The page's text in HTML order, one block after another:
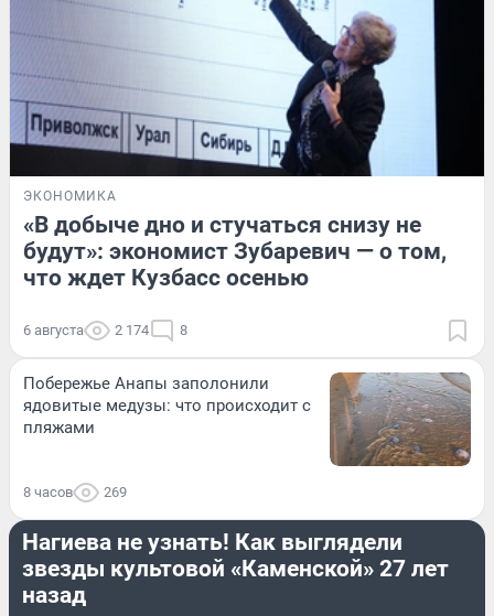
ЭКОНОМИКА
«В добыче дно и стучаться снизу не
будут»: экономист Зубаревич — о том,
что ждет Кузбасс осенью
6 августа 2 174 8
Побережье Анапы заполонили
ядовитые медузы: что происходит с
пляжами
8 часов 269
РАЗВЛЕЧЕНИЯ
Нагиева не узнать! Как выглядели
звезды культовой «Каменской» 27 лет
назад